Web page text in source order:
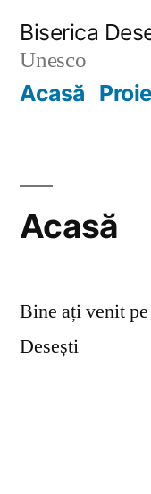
content
Biserica
Unesco
Acasă
Acasă
Bine ați venit
Desești